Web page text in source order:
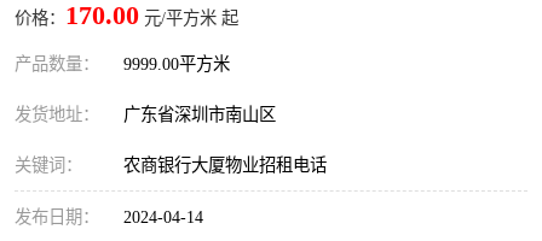
价格： 170.00 元/平方米 起
产品数量： 9999.00平方米
发货地址： 广东省深圳市南山区
关键词： 农商银行大厦物业招租电话
发布日期： 2024-04-14
车公庙
中心区
南山区 西丽